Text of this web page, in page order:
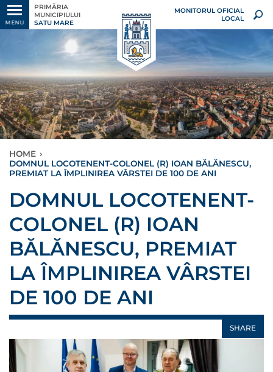
MENU
PRIMĂRIA
MUNICIPIULUI
SATU MARE
MONITORUL OFICIAL
LOCAL
HOME ›
DOMNUL LOCOTENENT-COLONEL (R) IOAN BĂLĂNESCU,
PREMIAT LA ÎMPLINIREA VÂRSTEI DE 100 DE ANI
DOMNUL LOCOTENENT-
COLONEL (R) IOAN
BĂLĂNESCU, PREMIAT
LA ÎMPLINIREA VÂRSTEI
DE 100 DE ANI
SHARE